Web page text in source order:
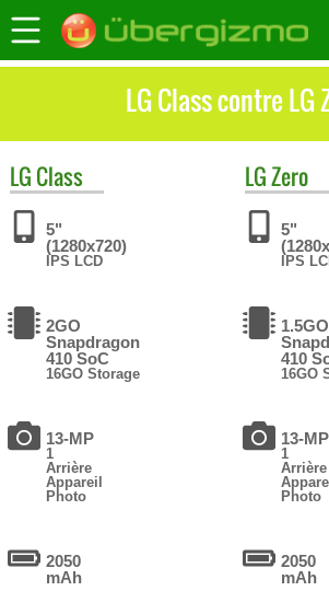
LG Class contre LG
LG Class
5"
(1280x720)
IPS LCD
2GO
Snapdragon
410 SoC
16GO Storage
13-MP
1
Arrière
Appareil
Photo
2050
mAh
LGZero
5"
IPS
1.5GO
410
16GO
13-MP
1
Arrière
Photo
2050
mAh